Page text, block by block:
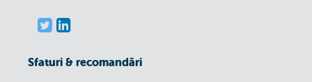
Sfaturi & recomandări